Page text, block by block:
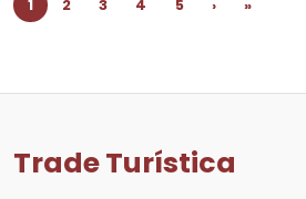
1 2 3 4 5 › »
Trade Turística